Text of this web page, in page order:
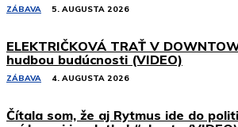
ZÁBAVA 5. AUGUSTA 2026
ELEKTRIČKOVÁ TRAŤ V
hudbou budúcnosti (VIDEO)
ZÁBAVA 4. AUGUSTA 2026
Čítala som, že aj Rytmus ide do